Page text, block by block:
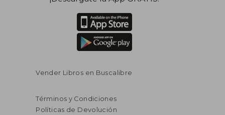
Vender Libros en Buscalibre
Términos y Condiciones
Políticas de Devolución